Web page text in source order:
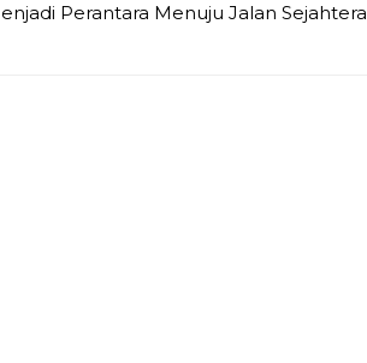
Perantara Menuju Jalan Sejahtera